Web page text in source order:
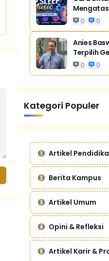
Tidur
0 0
Anies
Terpilih
0 0
Kategori Populer
Artikel
Berita Kampus
Artikel Umum
Opini & Refleksi
Artikel Karir &